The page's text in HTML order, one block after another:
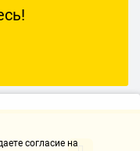
согласие на